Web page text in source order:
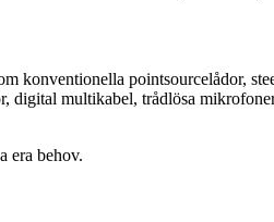
konventionella pointsourcelådor,
digital multikabel, trådlösa
era behov.